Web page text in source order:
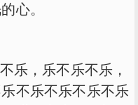
心。
乐，乐不乐不乐，
不乐不乐不乐不乐